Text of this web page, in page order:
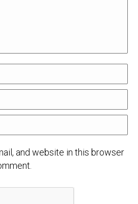
and website in this browser